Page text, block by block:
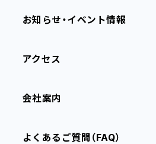
お知らせ・イベント情報
アクセス
会社案内
よくあるご質問（FAQ）